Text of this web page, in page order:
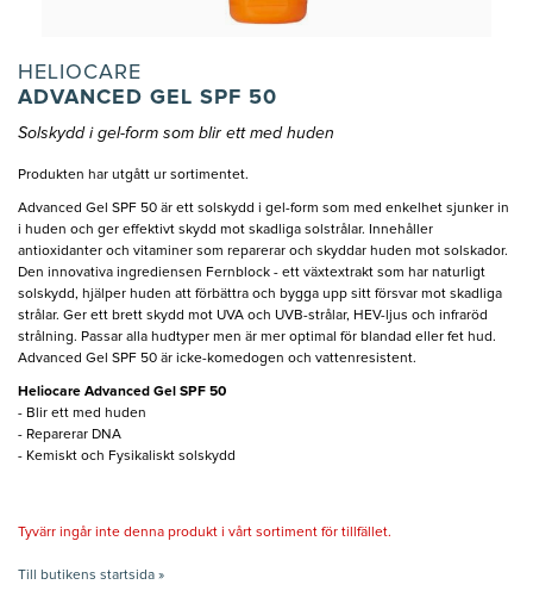
HELIOCARE
ADVANCED GEL SPF 50
Solskydd i gel-form som blir ett med huden
Produkten har utgått ur sortimentet.
Advanced Gel SPF 50 är ett solskydd i gel-form som med enkelhet sjunker in
i huden och ger effektivt skydd mot skadliga solstrålar. Innehåller
antioxidanter och vitaminer som reparerar och skyddar huden mot solskador.
Den innovativa ingrediensen Fernblock - ett växtextrakt som har naturligt
solskydd, hjälper huden att förbättra och bygga upp sitt försvar mot skadliga
strålar. Ger ett brett skydd mot UVA och UVB-strålar, HEV-ljus och infraröd
strålning. Passar alla hudtyper men är mer optimal för blandad eller fet hud.
Advanced Gel SPF 50 är icke-komedogen och vattenresistent.
Heliocare Advanced Gel SPF 50
- Blir ett med huden
- Reparerar DNA
- Kemiskt och Fysikaliskt solskydd
Tyvärr ingår inte denna produkt i vårt sortiment för tillfället.
Till butikens startsida »